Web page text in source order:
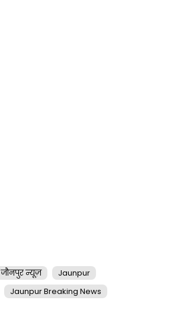
जौनपुर न्यूज़
Jaunpur
Jaunpur Breaking News